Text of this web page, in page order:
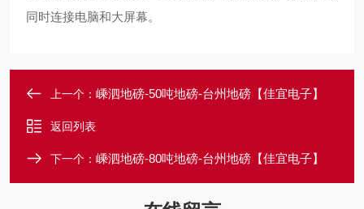
同时连接电脑和大屏幕。
上一个： 嵊泗地磅-50吨地磅-台州地磅【佳宜电子】
返回列表
下一个： 嵊泗地磅-80吨地磅-台州地磅【佳宜电子】